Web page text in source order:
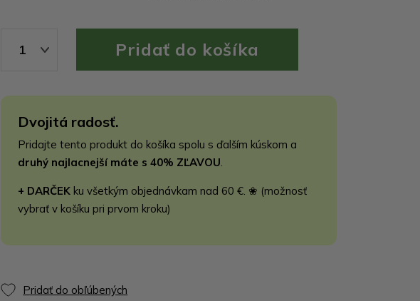
1
Dvojitá radosť.
Pridajte tento produkt do košíka spolu s ďalším kúskom a
druhý najlacnejší máte s 40% ZĽAVOU.
+ DARČEK ku všetkým objednávkam nad 60 €. ❀ (možnosť
vybrať v košíku pri prvom kroku)
Pridať do obľúbených